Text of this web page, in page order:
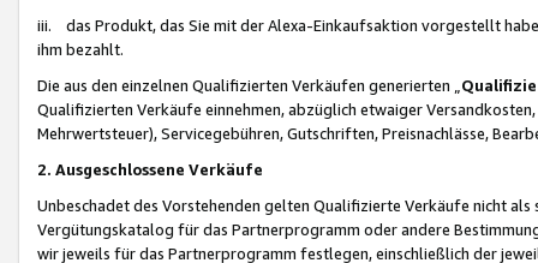
iii. das Produkt, das Sie mit der Alexa-Einkaufsaktion vorgestellt
ihm bezahlt.
Die aus den einzelnen Qualifizierten Verkäufen generierten „
Qualifizierten Verkäufe einnehmen, abzüglich etwaiger
Mehrwertsteuer), Servicegebühren, Gutschriften, Preisnachlässe,
2. Ausgeschlossene Verkäufe
Unbeschadet des Vorstehenden gelten Qualifizierte Verkäufe nicht
Vergütungskatalog für das Partnerprogramm oder andere
wir jeweils für das Partnerprogramm festlegen, einschließlich der